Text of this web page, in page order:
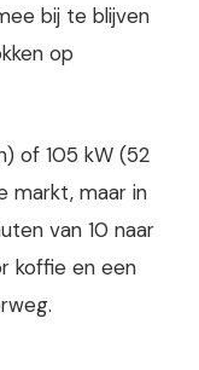
bij te blijven
op
of 105 kW (52
markt, maar in
van 10 naar
koffie en een